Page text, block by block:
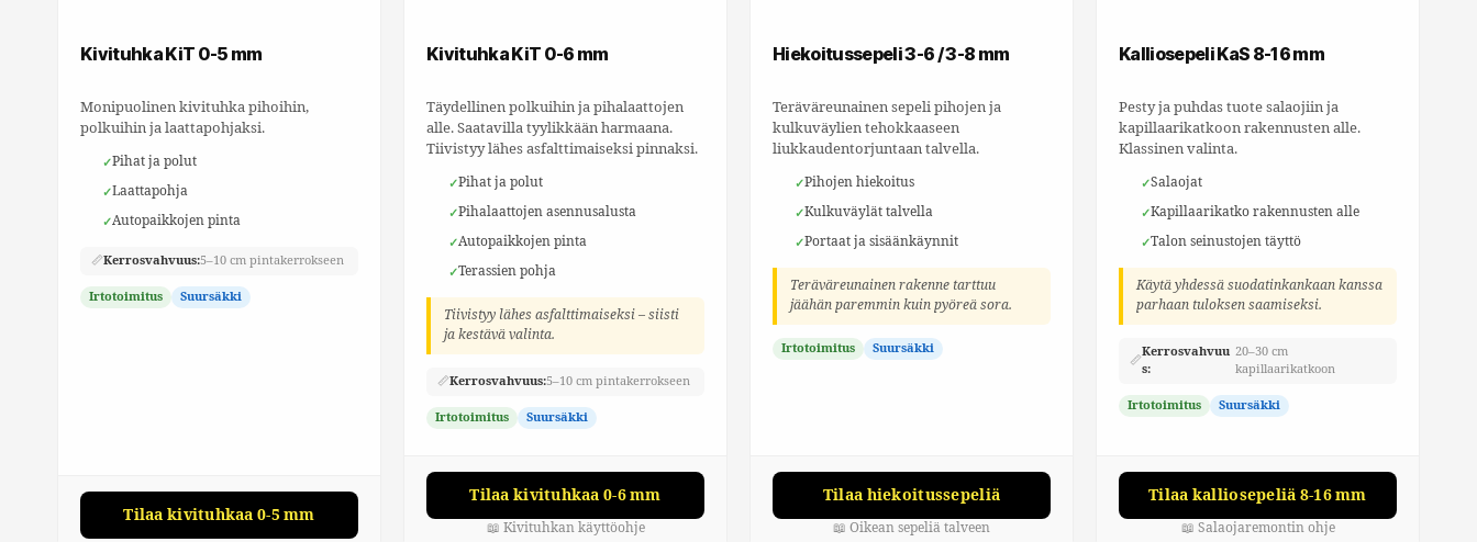
Kivituhka KiT 0-5 mm
Monipuolinen kivituhka pihoihin,
polkuihin ja laattapohjaksi.
Pihat ja polut
Laattapohja
Autopaikkojen pinta
📏Kerrosvahvuus:5–10 cm pintakerrokseen
Irtotoimitus Suursäkki
Tilaa kivituhkaa 0-5 mm
Kivituhka KiT 0-6 mm
Täydellinen polkuihin ja pihalaattojen
alle. Saatavilla tyylikkään harmaana.
Tiivistyy lähes asfalttimaiseksi pinnaksi.
Pihat ja polut
Pihalaattojen asennusalusta
Autopaikkojen pinta
Terassien pohja
Tiivistyy lähes asfalttimaiseksi – siisti
ja kestävä valinta.
📏Kerrosvahvuus:5–10 cm pintakerrokseen
Irtotoimitus Suursäkki
Tilaa kivituhkaa 0-6 mm
📖 Kivituhkan käyttöohje
Hiekoitussepeli 3-6 / 3-8 mm
Teräväreunainen sepeli pihojen ja
kulkuväylien tehokkaaseen
liukkaudentorjuntaan talvella.
Pihojen hiekoitus
Kulkuväylät talvella
Portaat ja sisäänkäynnit
Teräväreunainen rakenne tarttuu
jäähän paremmin kuin pyöreä sora.
Irtotoimitus Suursäkki
Tilaa hiekoitussepeliä
📖 Oikean sepeliä talveen
Kalliosepeli KaS 8-16 mm
Pesty ja puhdas tuote salaojiin ja
kapillaarikatkoon rakennusten alle.
Klassinen valinta.
Salaojat
Kapillaarikatko rakennusten alle
Talon seinustojen täyttö
Käytä yhdessä suodatinkankaan kanssa
parhaan tuloksen saamiseksi.
📏
Kerrosvahvuu
s:
20–30 cm
kapillaarikatkoon
Irtotoimitus Suursäkki
Tilaa kalliosepeliä 8-16 mm
📖 Salaojaremontin ohje